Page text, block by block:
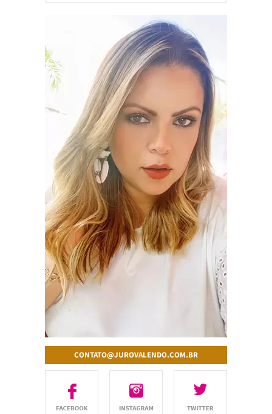
CONTATO@JUROVALENDO.COM.BR